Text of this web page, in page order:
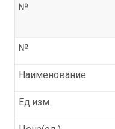
№
№
Наименование
Ед.изм.